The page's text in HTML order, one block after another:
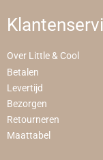
Over Little & Cool
Betalen
Levertijd
Bezorgen
Retourneren
Maattabel